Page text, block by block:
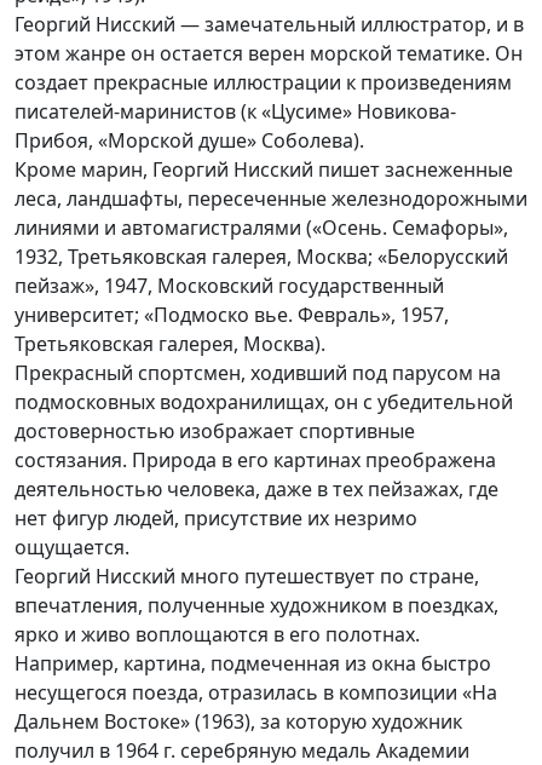
Георгий Нисский — замечательный иллюстратор, и в
этом жанре он остается верен морской тематике. Он
создает прекрасные иллюстрации к произведениям
писателей-маринистов (к «Цусиме» Новикова-
Прибоя, «Морской душе» Соболева).
Кроме марин, Георгий Нисский пишет заснеженные
леса, ландшафты, пересеченные железнодорожными
линиями и автомагистралями («Осень. Семафоры»,
1932, Третьяковская галерея, Москва; «Белорусский
пейзаж», 1947, Московский государственный
университет; «Подмоско вье. Февраль», 1957,
Третьяковская галерея, Москва).
Прекрасный спортсмен, ходивший под парусом на
подмосковных водохранилищах, он с убедительной
достоверностью изображает спортивные
состязания. Природа в его картинах преображена
деятельностью человека, даже в тех пейзажах, где
нет фигур людей, присутствие их незримо
ощущается.
Георгий Нисский много путешествует по стране,
впечатления, полученные художником в поездках,
ярко и живо воплощаются в его полотнах.
Например, картина, подмеченная из окна быстро
несущегося поезда, отразилась в композиции «На
Дальнем Востоке» (1963), за которую художник
получил в 1964 г. серебряную медаль Академии